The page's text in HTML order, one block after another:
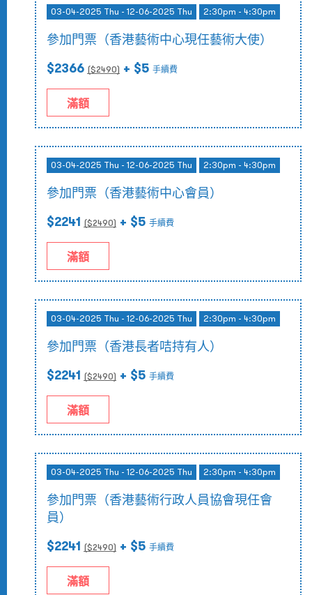
03-04-2025 Thu - 12-06-2025 Thu 2:30pm - 4:30pm
參加門票（香港藝術中心現任藝術大使）
$2366 ($2490) + $5 手續費
滿額
03-04-2025 Thu - 12-06-2025 Thu 2:30pm - 4:30pm
參加門票（香港藝術中心會員）
$2241 ($2490) + $5 手續費
滿額
03-04-2025 Thu - 12-06-2025 Thu 2:30pm - 4:30pm
參加門票（香港長者咭持有人）
$2241 ($2490) + $5 手續費
滿額
03-04-2025 Thu - 12-06-2025 Thu 2:30pm - 4:30pm
參加門票（香港藝術行政人員協會現任會
員）
$2241 ($2490) + $5 手續費
滿額